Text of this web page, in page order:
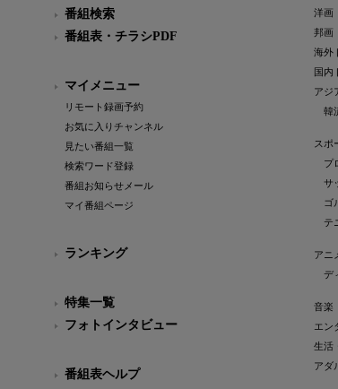
番組検索
番組表・チラシPDF
マイメニュー
リモート録画予約
お気に入りチャンネル
見たい番組一覧
検索ワード登録
番組お知らせメール
マイ番組ページ
ランキング
特集一覧
フォトインタビュー
番組表ヘルプ
洋画
邦画
海外
国内
アジ
韓
スポ
プ
サ
ゴ
テ
アニ
デ
音楽
エン
生活
アダ